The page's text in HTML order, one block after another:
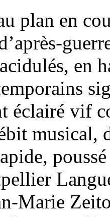
plan en
en
éclairé vif
musical,
Marie